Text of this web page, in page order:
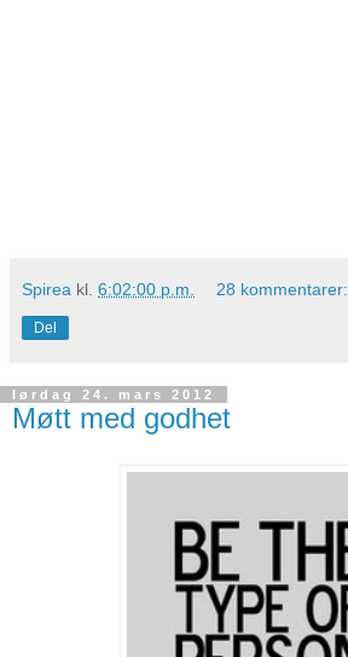
Spirea kl. 6:02:00 p.m. 28 kommentarer:
Del
lørdag 24. mars 2012
Møtt med godhet